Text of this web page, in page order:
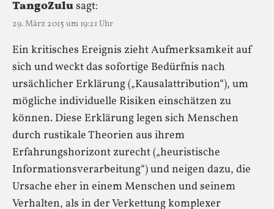
TangoZulusagt:
29. März 2015 um 19:21 Uhr
Ein kritisches Ereignis zieht Aufmerksamkeit auf
sich und weckt das sofortige Bedürfnis nach
ursächlicher Erklärung („Kausalattribution“), um
mögliche individuelle Risiken einschätzen zu
können. Diese Erklärung legen sich Menschen
durch rustikale Theorien aus ihrem
Erfahrungshorizont zurecht („heuristische
Informationsverarbeitung“) und neigen dazu, die
Ursache eher in einem Menschen und seinem
Verhalten, als in der Verkettung komplexer